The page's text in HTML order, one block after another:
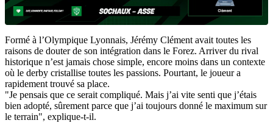
Formé à l’Olympique Lyonnais, Jérémy Clément avait toutes les
raisons de douter de son intégration dans le Forez. Arriver du rival
historique n’est jamais chose simple, encore moins dans un contexte
où le derby cristallise toutes les passions. Pourtant, le joueur a
rapidement trouvé sa place.
"Je pensais que ce serait compliqué. Mais j’ai vite senti que j’étais
bien adopté, sûrement parce que j’ai toujours donné le maximum sur
le terrain", explique-t-il.